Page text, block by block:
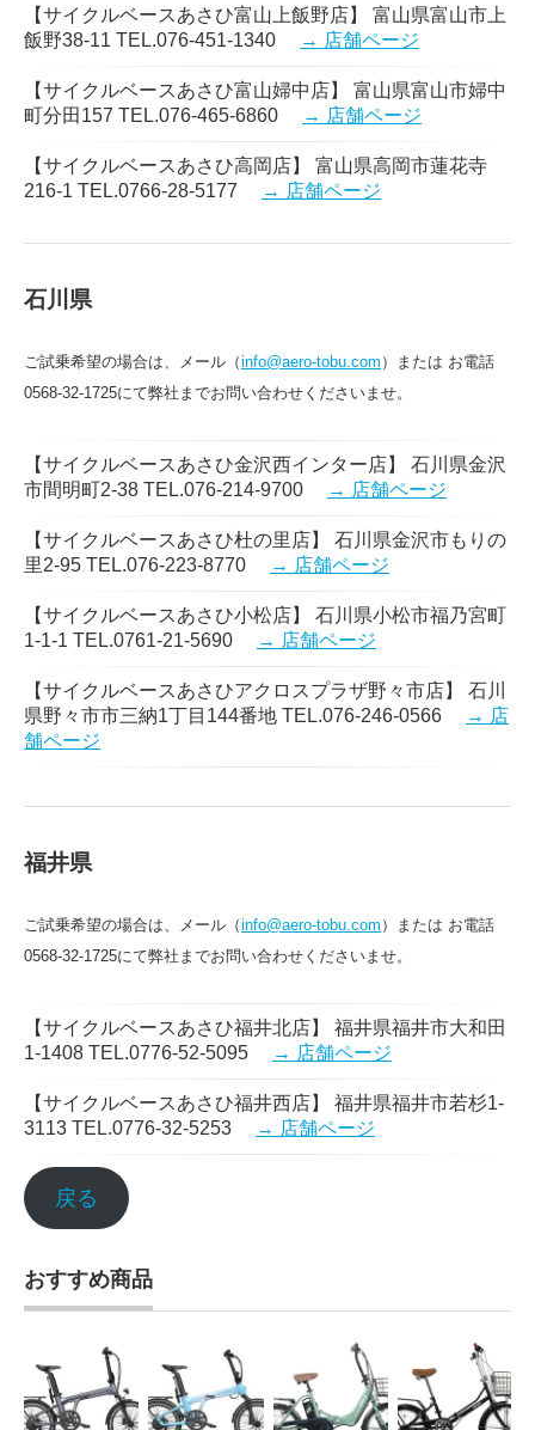
【サイクルベースあさひ富山上飯野店】 富山県富山市上
飯野38-11 TEL.076-451-1340
→ 店舗ページ
【サイクルベースあさひ富山婦中店】 富山県富山市婦中
町分田157 TEL.076-465-6860
→ 店舗ページ
【サイクルベースあさひ高岡店】 富山県高岡市蓮花寺
216-1 TEL.0766-28-5177
→ 店舗ページ
石川県
ご試乗希望の場合は、メール（info@aero-tobu.com ）または お電話
0568-32-1725にて弊社までお問い合わせくださいませ。
【サイクルベースあさひ金沢西インター店】 石川県金沢
市間明町2-38 TEL.076-214-9700
→ 店舗ページ
【サイクルベースあさひ杜の里店】 石川県金沢市もりの
里2-95 TEL.076-223-8770
→ 店舗ページ
【サイクルベースあさひ小松店】 石川県小松市福乃宮町
1-1-1 TEL.0761-21-5690
→ 店舗ページ
【サイクルベースあさひアクロスプラザ野々市店】 石川
県野々市市三納1丁目144番地 TEL.076-246-0566
→ 店
舗ページ
福井県
ご試乗希望の場合は、メール（info@aero-tobu.com ）または お電話
0568-32-1725にて弊社までお問い合わせくださいませ。
【サイクルベースあさひ福井北店】 福井県福井市大和田
1-1408 TEL.0776-52-5095
→ 店舗ページ
【サイクルベースあさひ福井西店】 福井県福井市若杉1-
3113 TEL.0776-32-5253
→ 店舗ページ
戻る
おすすめ商品